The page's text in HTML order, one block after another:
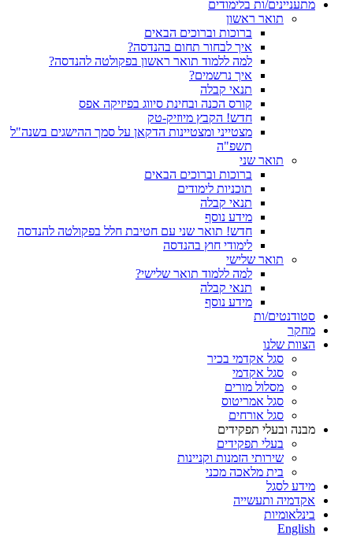
מתעניינים/ות בלימודים
תואר ראשון
ברוכות וברוכים הבאים
איך לבחור תחום בהנדסה?
למה ללמוד תואר ראשון בפקולטה להנדסה?
איך נרשמים?
תנאי קבלה
קורס הכנה ובחינת סיווג בפיזיקה אפס
חדש! הקבץ מיוזיק-טק
מצטייני ומצטיינות הדקאן על סמך ההישגים בשנה"ל
תשפ"ה
תואר שני
ברוכות וברוכים הבאים
תוכניות לימודים
תנאי קבלה
מידע נוסף
חדש! תואר שני עם חטיבת חלל בפקולטה להנדסה
לימודי חוץ בהנדסה
תואר שלישי
למה ללמוד תואר שלישי?
תנאי קבלה
מידע נוסף
סטודנטים/ות
מחקר
הצוות שלנו
סגל אקדמי בכיר
סגל אקדמי
מסלול מורים
סגל אמריטוס
סגל אורחים
מבנה ובעלי תפקידים
בעלי תפקידים
שירותי הזמנות וקניינות
בית מלאכה מכני
מידע לסגל
אקדמיה ותעשייה
בינלאומיות
English